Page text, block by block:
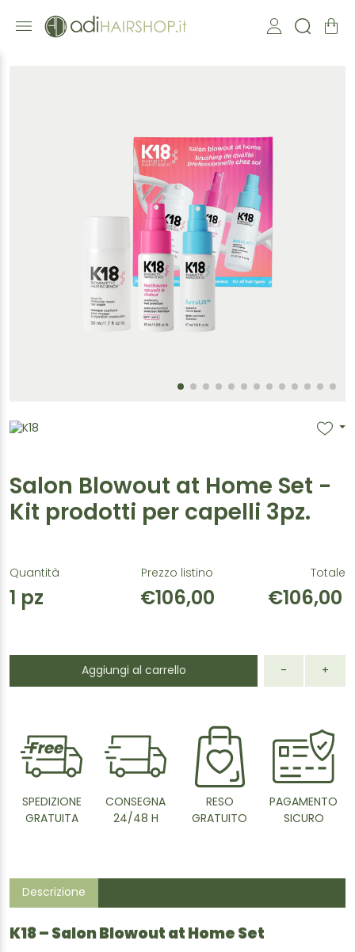
Salon Blowout at Home Set -
Kit prodotti per capelli 3pz.
Quantità
1 pz
Prezzo listino
€106,00
Totale
€106,00
Aggiungi al carrello - +
SPEDIZIONE
GRATUITA
CONSEGNA
24/48 H
RESO
GRATUITO
PAGAMENTO
SICURO
Descrizione
K18 – Salon Blowout at Home Set